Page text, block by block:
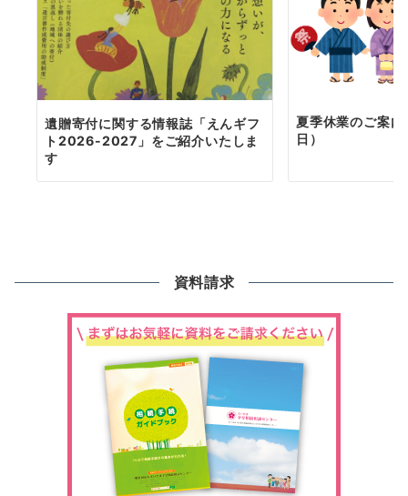
遺贈寄付に関する情報誌「えんギフ
ト2026-2027」をご紹介いたしま
す
夏季休業のご案
日）
資料請求